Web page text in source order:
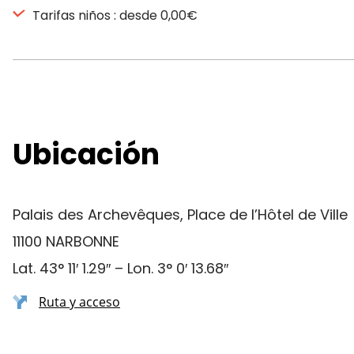
Tarifas niños : desde 0,00€
Ubicación
Palais des Archevêques, Place de l’Hôtel de Ville
11100 NARBONNE
Lat. 43° 11′ 1.29″ – Lon. 3° 0′ 13.68″
Ruta y acceso